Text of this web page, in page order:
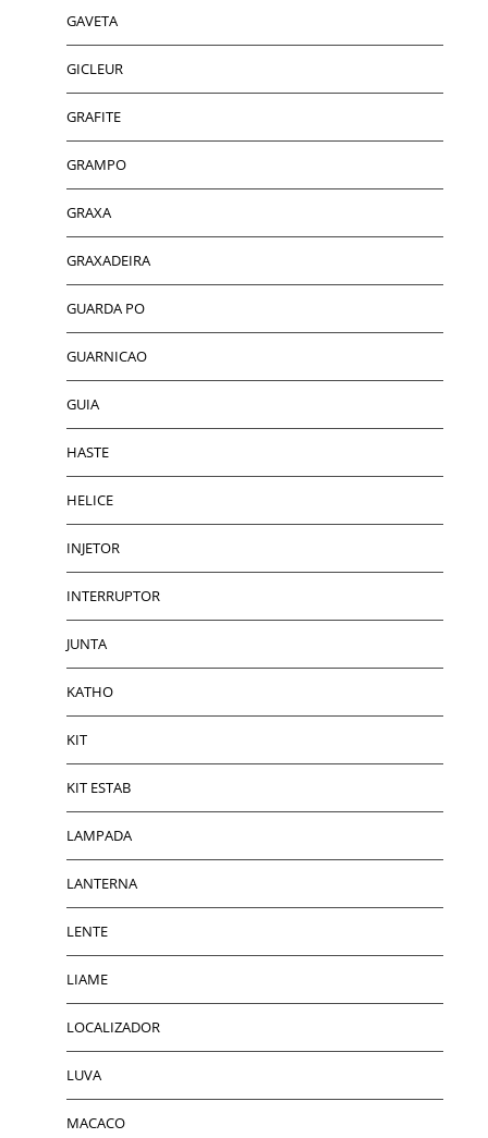
GAVETA
GICLEUR
GRAFITE
GRAMPO
GRAXA
GRAXADEIRA
GUARDA PO
GUARNICAO
GUIA
HASTE
HELICE
INJETOR
INTERRUPTOR
JUNTA
KATHO
KIT
KIT ESTAB
LAMPADA
LANTERNA
LENTE
LIAME
LOCALIZADOR
LUVA
MACACO